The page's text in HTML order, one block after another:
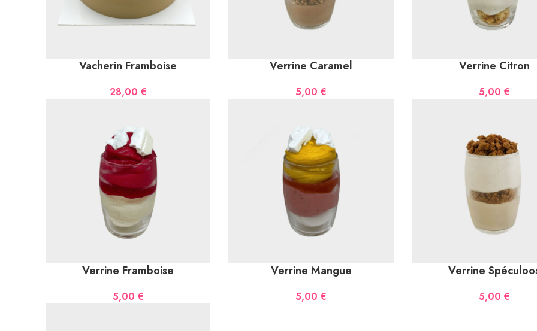
Vacherin Framboise
28,00 €
Verrine Caramel
5,00€
Verrine Citron
5,00 €
Verrine Framboise
5,00 €
Verrine Mangue
5,00€
Verrine
5,00 €